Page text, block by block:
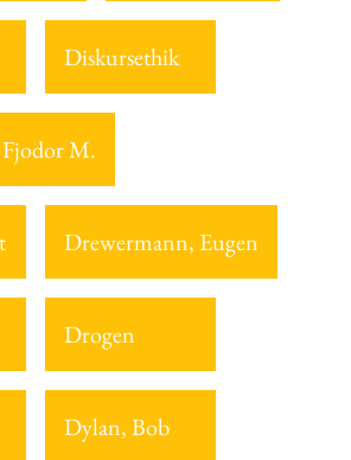
Diskursethik
M.
Drewermann, Eugen
Drogen
Dylan, Bob